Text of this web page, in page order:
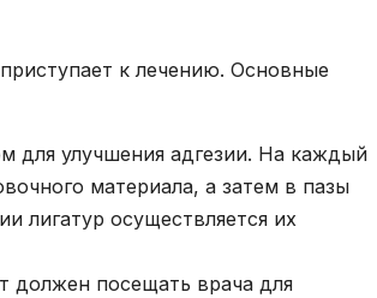
к лечению. Основные
для улучшения адгезии. На каждый
материала, а затем в пазы
лигатур осуществляется их
должен посещать врача для